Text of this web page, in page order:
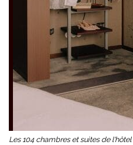
Les 104 chambres et suites de